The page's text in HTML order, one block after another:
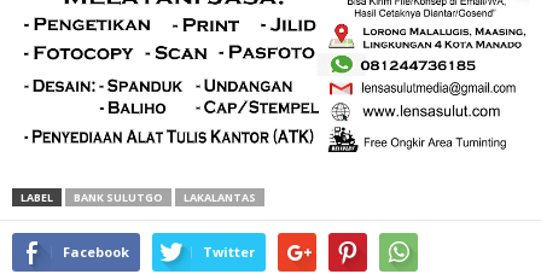
LABEL BANK SULUTGO LAKALANTAS
Facebook Twitter